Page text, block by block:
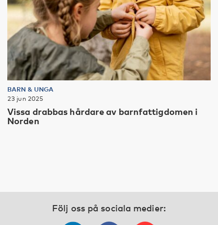
BARN & UNGA
23 jun 2025
Vissa drabbas hårdare av barnfattigdomen i
Norden
Följ oss på sociala medier: